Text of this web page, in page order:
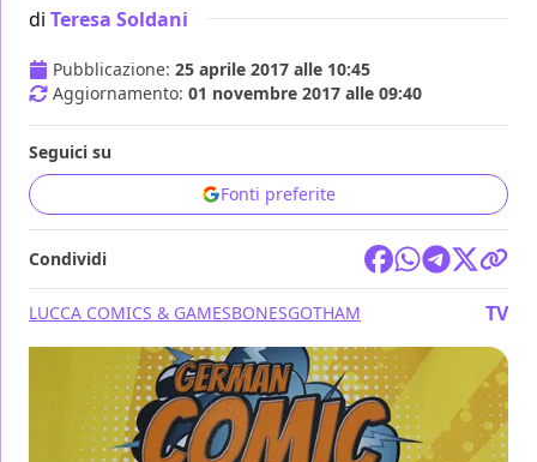
di Teresa Soldani
Pubblicazione: 25 aprile 2017 alle 10:45
Aggiornamento: 01 novembre 2017 alle 09:40
Seguici su
Fonti preferite
Condividi
LUCCA COMICS & GAMESBONESGOTHAM TV